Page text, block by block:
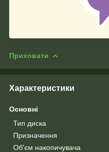
Приховати
Характеристики
Основні
Тип диска
Призначення
Об'єм накопичувача